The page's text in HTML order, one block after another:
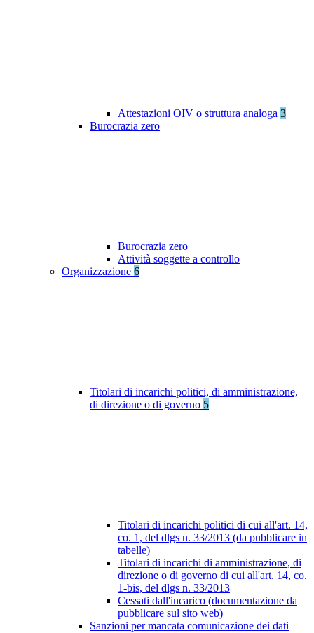
Attestazioni OIV o struttura analoga 3
Burocrazia zero
Burocrazia zero
Attività soggette a controllo
Organizzazione 6
Titolari di incarichi politici, di amministrazione,
di direzione o di governo 5
Titolari di incarichi politici di cui all'art. 14,
co. 1, del dlgs n. 33/2013 (da pubblicare in
tabelle)
Titolari di incarichi di amministrazione, di
direzione o di governo di cui all'art. 14, co.
1-bis, del dlgs n. 33/2013
Cessati dall'incarico (documentazione da
pubblicare sul sito web)
Sanzioni per mancata comunicazione dei dati